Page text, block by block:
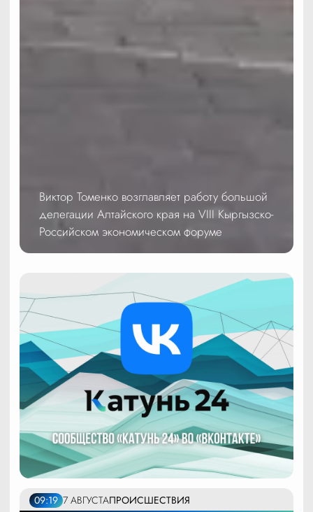
Виктор Томенко возглавляет работу большой
делегации Алтайского края на VIII Кыргызско-
Российском экономическом форуме
09:19 7 АВГУСТАПРОИСШЕСТВИЯ